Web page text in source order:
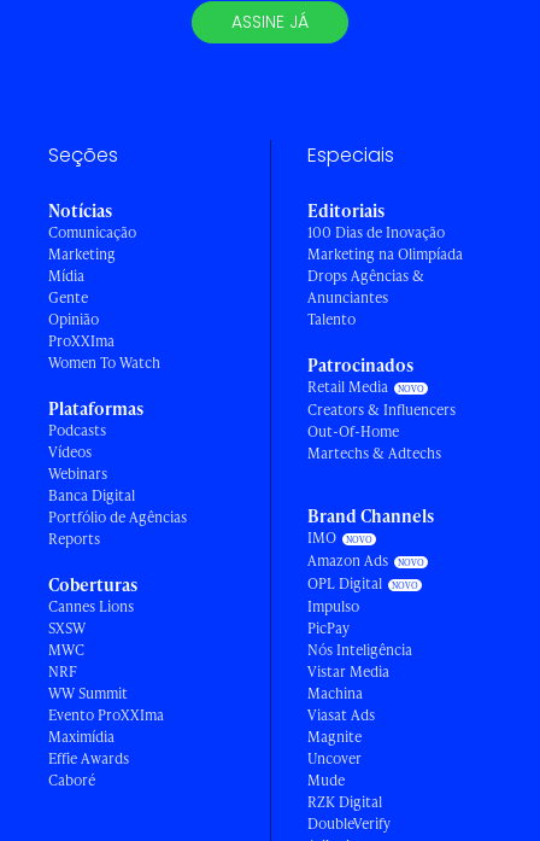
ASSINE JÁ
Seções
Notícias
Comunicação
Marketing
Mídia
Gente
Opinião
ProXXIma
Women To Watch
Plataformas
Podcasts
Vídeos
Webinars
Banca Digital
Portfólio de Agências
Reports
Coberturas
Cannes Lions
SXSW
MWC
NRF
WW Summit
Evento ProXXIma
Maximídia
Effie Awards
Caboré
Especiais
Editoriais
100 Dias de Inovação
Marketing na Olimpíada
Drops Agências &
Anunciantes
Talento
Patrocinados
Retail Media
Creators & Influencers
Out-Of-Home
Martechs & Adtechs
Brand Channels
IMO
Amazon Ads
OPL Digital
Impulso
PicPay
Nós Inteligência
Vistar Media
Machina
Viasat Ads
Magnite
Uncover
Mude
RZK Digital
DoubleVerify